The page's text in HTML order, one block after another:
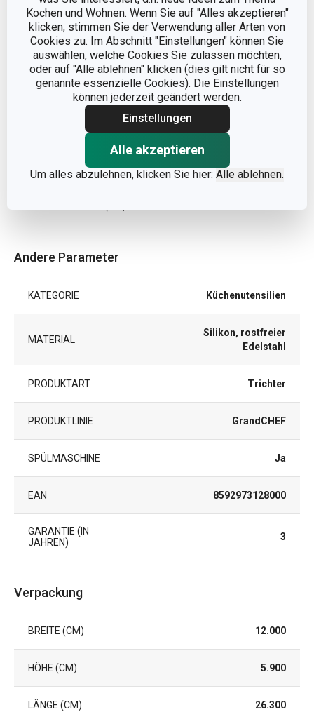
Kochen und Wohnen. Wenn Sie auf "Alles akzeptieren"
klicken, stimmen Sie der Verwendung aller Arten von
Cookies zu. Im Abschnitt "Einstellungen" können Sie
auswählen, welche Cookies Sie zulassen möchten,
oder auf "Alle ablehnen" klicken (dies gilt nicht für so
genannte essenzielle Cookies). Die Einstellungen
können jederzeit geändert werden.
Einstellungen
Alle akzeptieren
Um alles abzulehnen, klicken Sie hier: Alle ablehnen.
Abmessungen
PRODUKTBREITE (CM)
PRODUKTHÖHE (CM)
Andere Parameter
KATEGORIE Küchenutensilien
MATERIAL
Silikon, rostfreier
Edelstahl
PRODUKTART Trichter
PRODUKTLINIE GrandCHEF
SPÜLMASCHINE Ja
EAN 8592973128000
GARANTIE (IN
JAHREN)
3
Verpackung
BREITE (CM) 12.000
HÖHE (CM) 5.900
LÄNGE (CM) 26.300